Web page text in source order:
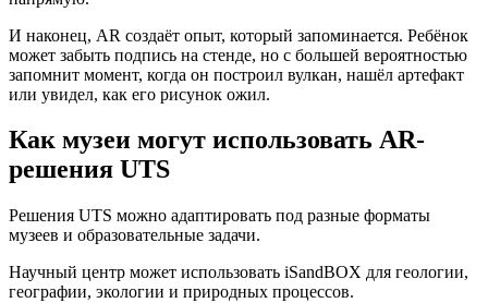
И наконец, AR создаёт опыт, который запоминается. Ребёнок
может забыть подпись на стенде, но с большей вероятностью
запомнит момент, когда он построил вулкан, нашёл артефакт
или увидел, как его рисунок ожил.
Как музеи могут использовать AR-
решения UTS
Решения UTS можно адаптировать под разные форматы
музеев и образовательные задачи.
Научный центр может использовать iSandBOX для геологии,
географии, экологии и природных процессов.